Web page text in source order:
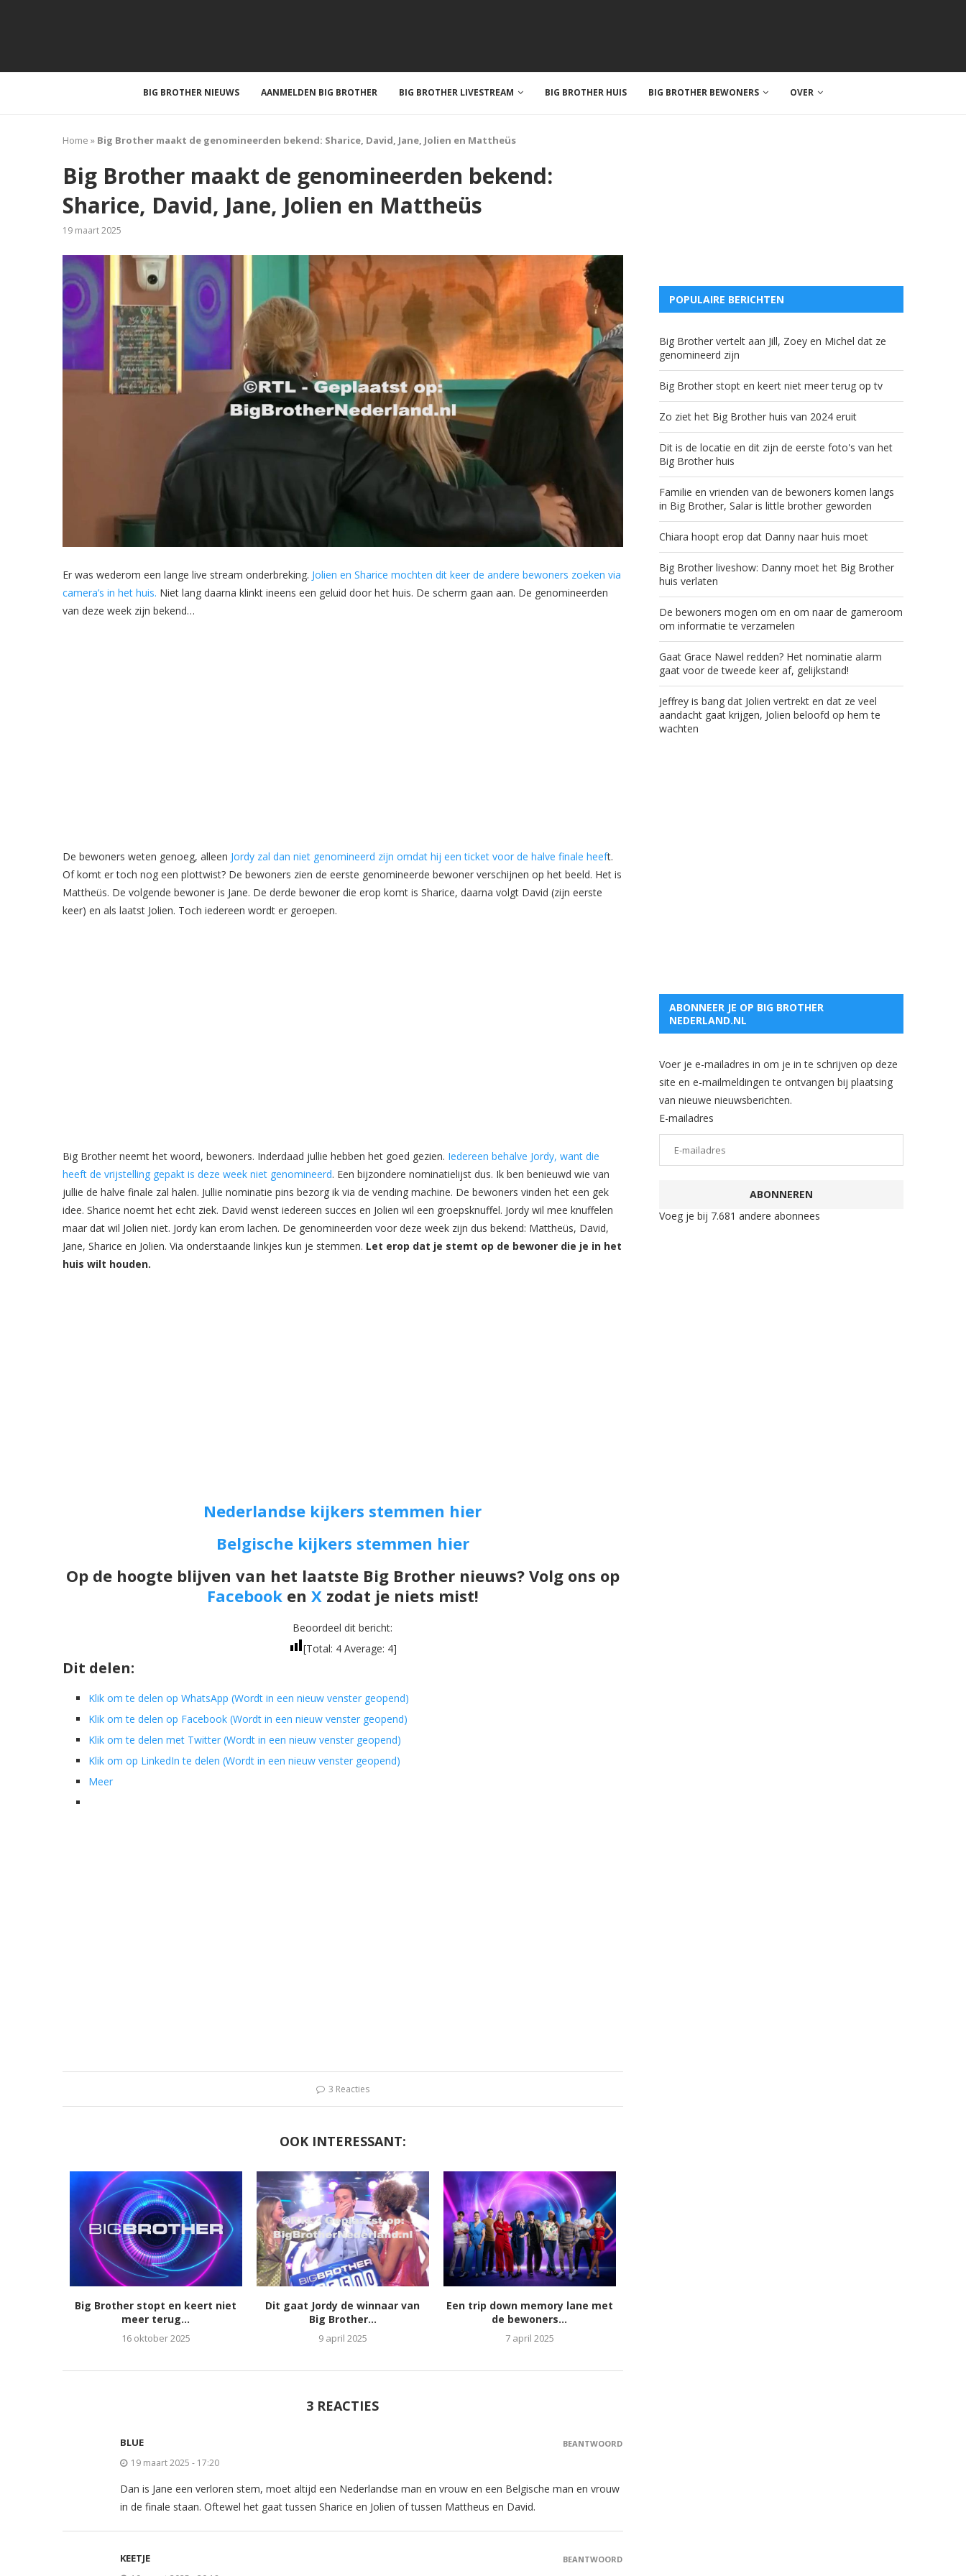
BIG BROTHER NIEUWS AANMELDEN BIG BROTHER BIG BROTHER LIVESTREAM BIG BROTHER HUIS BIG BROTHER BEWONERS OVER
Home » Big Brother maakt de genomineerden bekend: Sharice, David, Jane, Jolien en Mattheüs
Big Brother maakt de genomineerden bekend:
Sharice, David, Jane, Jolien en Mattheüs
19 maart 2025
Er was wederom een lange live stream onderbreking. Jolien en Sharice mochten dit keer de andere bewoners zoeken via
camera’s in het huis. Niet lang daarna klinkt ineens een geluid door het huis. De scherm gaan aan. De genomineerden
van deze week zijn bekend…
De bewoners weten genoeg, alleen Jordy zal dan niet genomineerd zijn omdat hij een ticket voor de halve finale heeft.
Of komt er toch nog een plottwist? De bewoners zien de eerste genomineerde bewoner verschijnen op het beeld. Het is
Mattheüs. De volgende bewoner is Jane. De derde bewoner die erop komt is Sharice, daarna volgt David (zijn eerste
keer) en als laatst Jolien. Toch iedereen wordt er geroepen.
Big Brother neemt het woord, bewoners. Inderdaad jullie hebben het goed gezien. Iedereen behalve Jordy, want die
heeft de vrijstelling gepakt is deze week niet genomineerd. Een bijzondere nominatielijst dus. Ik ben benieuwd wie van
jullie de halve finale zal halen. Jullie nominatie pins bezorg ik via de vending machine. De bewoners vinden het een gek
idee. Sharice noemt het echt ziek. David wenst iedereen succes en Jolien wil een groepsknuffel. Jordy wil mee knuffelen
maar dat wil Jolien niet. Jordy kan erom lachen. De genomineerden voor deze week zijn dus bekend: Mattheüs, David,
Jane, Sharice en Jolien. Via onderstaande linkjes kun je stemmen. Let erop dat je stemt op de bewoner die je in het
huis wilt houden.
Nederlandse kijkers stemmen hier
Belgische kijkers stemmen hier
Op de hoogte blijven van het laatste Big Brother nieuws? Volg ons op
Facebooken X zodat je niets mist!
Beoordeel dit bericht:
[Total: 4Average: 4]
Dit delen:
Klik om te delen op WhatsApp (Wordt in een nieuw venster geopend)
Klik om te delen op Facebook (Wordt in een nieuw venster geopend)
Klik om te delen met Twitter (Wordt in een nieuw venster geopend)
Klik om op LinkedIn te delen (Wordt in een nieuw venster geopend)
Meer
3 Reacties
OOK INTERESSANT:
Big Brother stopt en keert niet
meer terug...
16 oktober 2025
Dit gaat Jordy de winnaar van
Big Brother...
9 april 2025
Een trip down memory lane met
de bewoners...
7 april 2025
3 REACTIES
BLUE
19 maart 2025 - 17:20
Dan is Jane een verloren stem, moet altijd een Nederlandse man en vrouw en een Belgische man en vrouw
in de finale staan. Oftewel het gaat tussen Sharice en Jolien of tussen Mattheus en David.
BEANTWOORD
KEETJE BEANTWOORD
POPULAIRE BERICHTEN
Big Brother vertelt aan Jill, Zoey en Michel dat ze
genomineerd zijn
Big Brother stopt en keert niet meer terug op tv
Zo ziet het Big Brother huis van 2024 eruit
Dit is de locatie en dit zijn de eerste foto's van het
Big Brother huis
Familie en vrienden van de bewoners komen langs
in Big Brother, Salar is little brother geworden
Chiara hoopt erop dat Danny naar huis moet
Big Brother liveshow: Danny moet het Big Brother
huis verlaten
De bewoners mogen om en om naar de gameroom
om informatie te verzamelen
Gaat Grace Nawel redden? Het nominatie alarm
gaat voor de tweede keer af, gelijkstand!
Jeffrey is bang dat Jolien vertrekt en dat ze veel
aandacht gaat krijgen, Jolien beloofd op hem te
wachten
ABONNEER JE OP BIG BROTHER
NEDERLAND.NL
Voer je e-mailadres in om je in te schrijven op deze
site en e-mailmeldingen te ontvangen bij plaatsing
van nieuwe nieuwsberichten.
E-mailadres
ABONNEREN
Voeg je bij 7.681 andere abonnees